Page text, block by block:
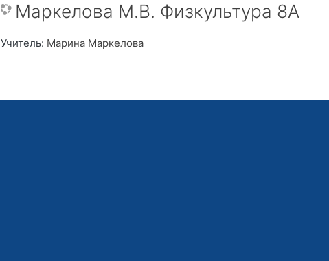
Маркелова М.В. Физкультура 8А
Учитель: Марина Маркелова